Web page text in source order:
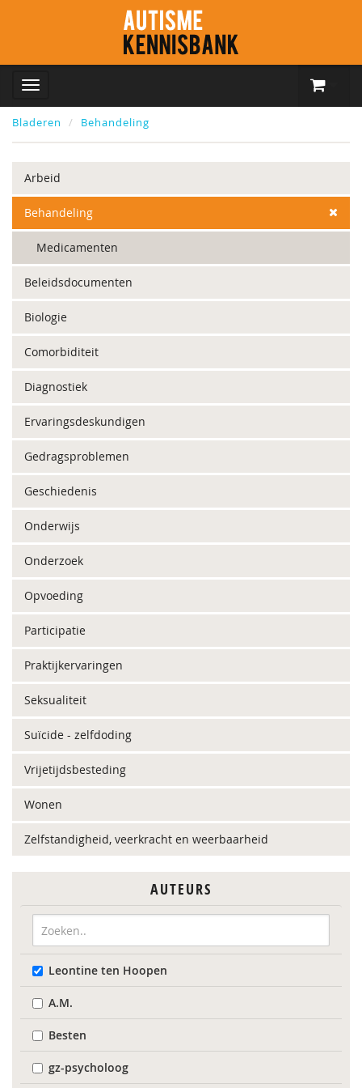
Bladeren Behandeling
Arbeid
Behandeling
Medicamenten
Beleidsdocumenten
Biologie
Comorbiditeit
Diagnostiek
Ervaringsdeskundigen
Gedragsproblemen
Geschiedenis
Onderwijs
Onderzoek
Opvoeding
Participatie
Praktijkervaringen
Seksualiteit
Suïcide - zelfdoding
Vrijetijdsbesteding
Wonen
Zelfstandigheid, veerkracht en weerbaarheid
AUTEURS
Leontine ten Hoopen
A.M.
Besten
gz-psycholoog